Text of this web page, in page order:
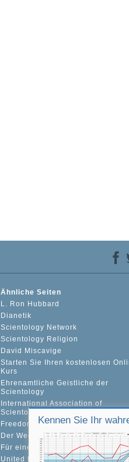
Kennen Sie Ihr
Ähnliche Seiten
L. Ron Hubbard
Dianetik
Scientology Network
Scientology Religion
David Miscavige
Starten Sie Ihren kostenlosen
Kurs
Ehrenamtliche Geistliche der
Scientology
International Association of
Scientologists
Freedom Magazine
Der Weg zum Glücklichsein
Für eine Welt ohne Drogenkonsum
United for Human Rights